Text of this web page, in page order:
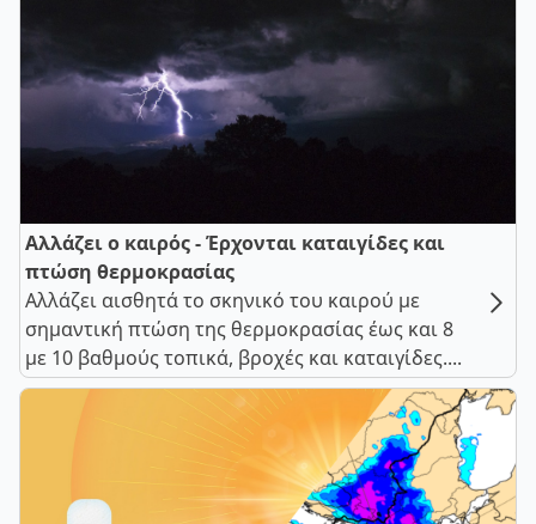
Αλλάζει ο καιρός - Έρχονται καταιγίδες και
πτώση θερμοκρασίας
Αλλάζει αισθητά το σκηνικό του καιρού με
σημαντική πτώση της θερμοκρασίας έως και 8
με 10 βαθμούς τοπικά, βροχές και καταιγίδες....